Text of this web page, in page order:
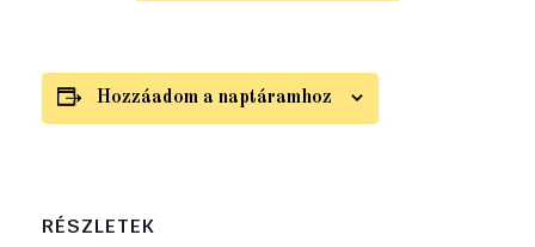
Hozzáadom a naptáramhoz
RÉSZLETEK